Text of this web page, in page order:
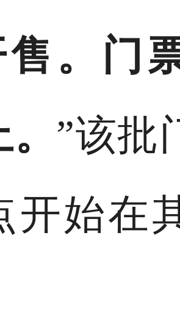
。门
”该批
开始在